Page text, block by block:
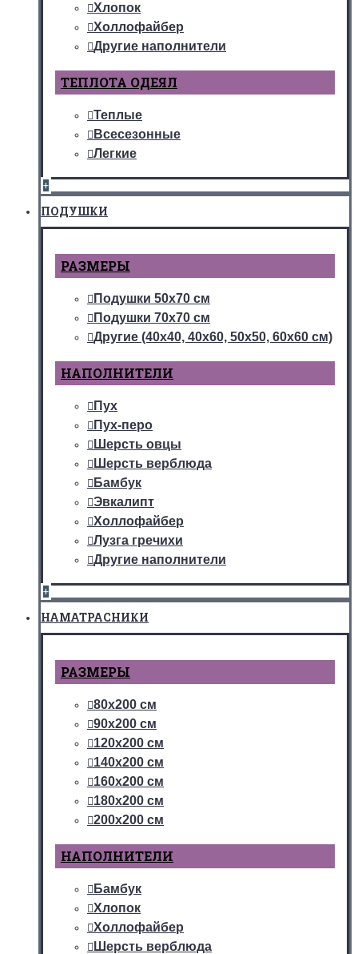
Хлопок
Холлофайбер
Другие наполнители
ТЕПЛОТА ОДЕЯЛ
Теплые
Всесезонные
Легкие
+
ПОДУШКИ
РАЗМЕРЫ
Подушки 50х70 см
Подушки 70х70 см
Другие (40х40, 40х60, 50х50, 60х60 см)
НАПОЛНИТЕЛИ
Пух
Пух-перо
Шерсть овцы
Шерсть верблюда
Бамбук
Эвкалипт
Холлофайбер
Лузга гречихи
Другие наполнители
+
НАМАТРАСНИКИ
РАЗМЕРЫ
80х200 см
90х200 см
120х200 см
140х200 см
160х200 см
180х200 см
200х200 см
НАПОЛНИТЕЛИ
Бамбук
Хлопок
Холлофайбер
Шерсть верблюда